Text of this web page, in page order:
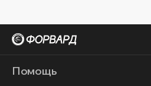
Помощь